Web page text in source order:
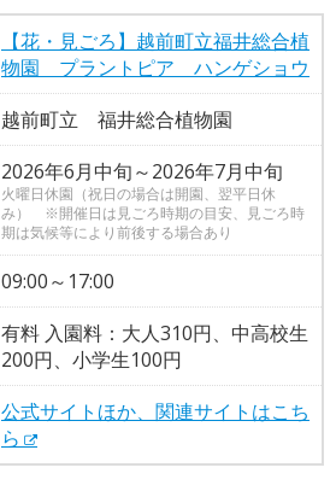
【花・見ごろ】越前町立福井総合植
物園 プラントピア ハンゲショウ
越前町立 福井総合植物園
2026年6月中旬～2026年7月中旬
火曜日休園（祝日の場合は開園、翌平日休
み） ※開催日は見ごろ時期の目安、見ごろ時
期は気候等により前後する場合あり
09:00～17:00
有料 入園料：大人310円、中高校生
200円、小学生100円
公式サイトほか、関連サイトはこち
ら